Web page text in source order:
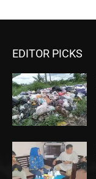
EDITOR PICKS